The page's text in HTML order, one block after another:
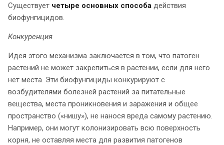
Существует четыре основных способа действия
биофунгицидов.
Конкуренция
Идея этого механизма заключается в том, что патоген
растений не может закрепиться в растении, если для него
нет места. Эти биофунгициды конкурируют с
возбудителями болезней растений за питательные
вещества, места проникновения и заражения и общее
пространство («нишу»), не нанося вреда самому растению.
Например, они могут колонизировать всю поверхность
корня, не оставляя места для развития патогенов